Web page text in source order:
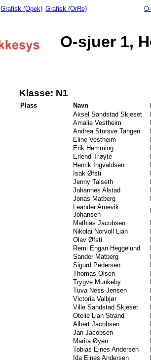
Grafisk (Opek) Grafisk (OrRe)
O-sjuer 1,
Klasse: N1
Plass Navn
Aksel Sandstad Skjeset
Amalie Vestheim
Andrea Storsve Tangen
Eline Vestheim
Erik Hemming
Erlend Trøyte
Henrik Ingvaldsen
Isak Øfsti
Jenny Talseth
Johannes Alstad
Jonas Matberg
Leander Arnevik
Johansen
Mathias Jacobsen
Nikolai Norvoll Lian
Olav Øfsti
Remi Engan Heggelund
Sander Matberg
Sigurd Pedersen
Thomas Olsen
Trygve Munkeby
Tuva Ness-Jensen
Victoria Valbjør
Ville Sandstad Skjeset
Otelie Lian Strand
Albert Jacobsen
Jan Jacobsen
Marita Øyen
Tobias Eines Andersen
Ida Eines Andersen